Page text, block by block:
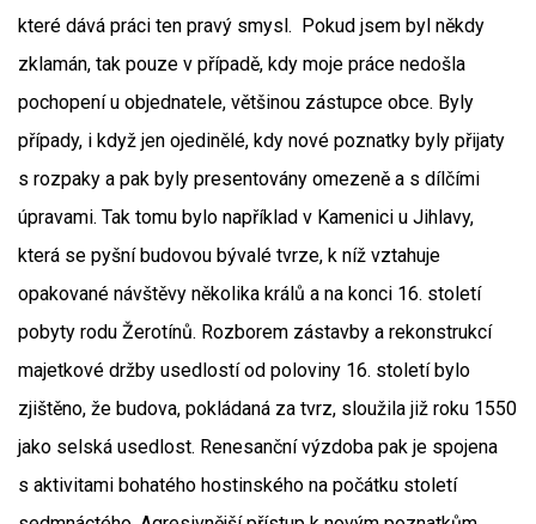
které dává práci ten pravý smysl. Pokud jsem byl někdy
zklamán, tak pouze v případě, kdy moje práce nedošla
pochopení u objednatele, většinou zástupce obce. Byly
případy, i když jen ojedinělé, kdy nové poznatky byly přijaty
s rozpaky a pak byly presentovány omezeně a s dílčími
úpravami. Tak tomu bylo například v Kamenici u Jihlavy,
která se pyšní budovou bývalé tvrze, k níž vztahuje
opakované návštěvy několika králů a na konci 16. století
pobyty rodu Žerotínů. Rozborem zástavby a rekonstrukcí
majetkové držby usedlostí od poloviny 16. století bylo
zjištěno, že budova, pokládaná za tvrz, sloužila již roku 1550
jako selská usedlost. Renesanční výzdoba pak je spojena
s aktivitami bohatého hostinského na počátku století